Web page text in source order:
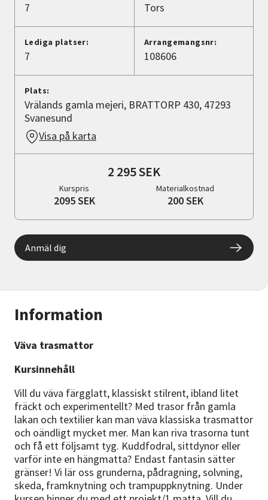
Lyssna
Information
Väva trasmattor
Kursinnehåll
Vill du väva färgglatt, klassiskt stilrent, ibland litet
fräckt och experimentellt? Med trasor från gamla
lakan och textilier kan man väva klassiska trasmattor
och oändligt mycket mer. Man kan riva trasorna tunt
och få ett följsamt tyg. Kuddfodral, sittdynor eller
varför inte en hängmatta? Endast fantasin sätter
gränser! Vi lär oss grunderna, pådragning, solvning,
skeda, framknytning och trampuppknytning. Under
7 Tors
Lediga platser:
7
Arrangemangsnr:
108606
Plats:
Vrälands gamla mejeri, BRATTORP 430, 47293
Svanesund
Visa på karta
2 295 SEK
Kurspris
2095 SEK
Materialkostnad
200 SEK
Anmäl dig